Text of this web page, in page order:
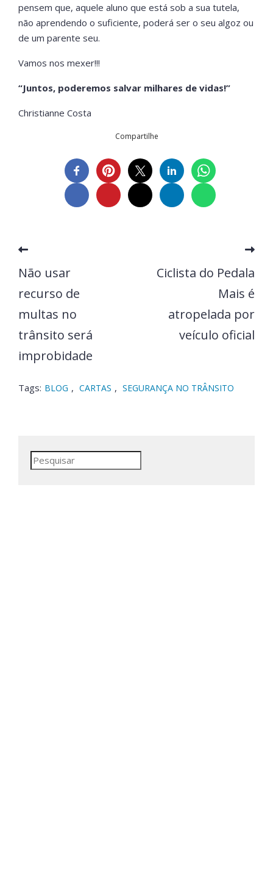
pensem que, aquele aluno que está sob a sua tutela,
não aprendendo o suficiente, poderá ser o seu algoz ou
de um parente seu.
Vamos nos mexer!!!
“Juntos, poderemos salvar milhares de vidas!”
Christianne Costa
Compartilhe
Não usar
recurso de
multas no
trânsito será
improbidade
Ciclista do Pedala
Mais é
atropelada por
veículo oficial
Tags: BLOG , CARTAS , SEGURANÇA NO TRÂNSITO
Pesquisar